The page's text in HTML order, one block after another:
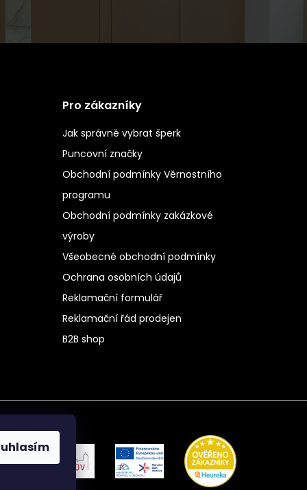
Pro zákazníky
Jak správně vybrat šperk
Puncovní značky
Obchodní podmínky Věrnostního
programu
Obchodní podmínky zakázkové
výroby
Všeobecné obchodní podmínky
Ochrana osobních údajů
Reklamační formulář
Reklamační řád prodejen
B2B shop